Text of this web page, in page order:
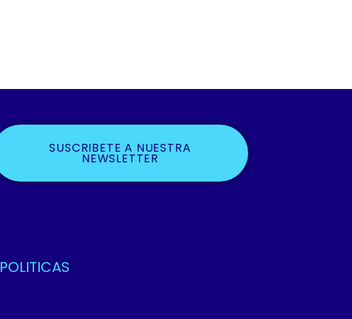
SUSCRIBETE A NUESTRA
NEWSLETTER
POLITICAS